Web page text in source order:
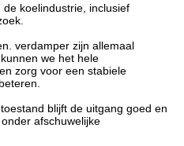
koelindustrie, inclusief
verdamper zijn allemaal
we het hele
zorg voor een stabiele
blijft de uitgang goed en
afschuwelijke